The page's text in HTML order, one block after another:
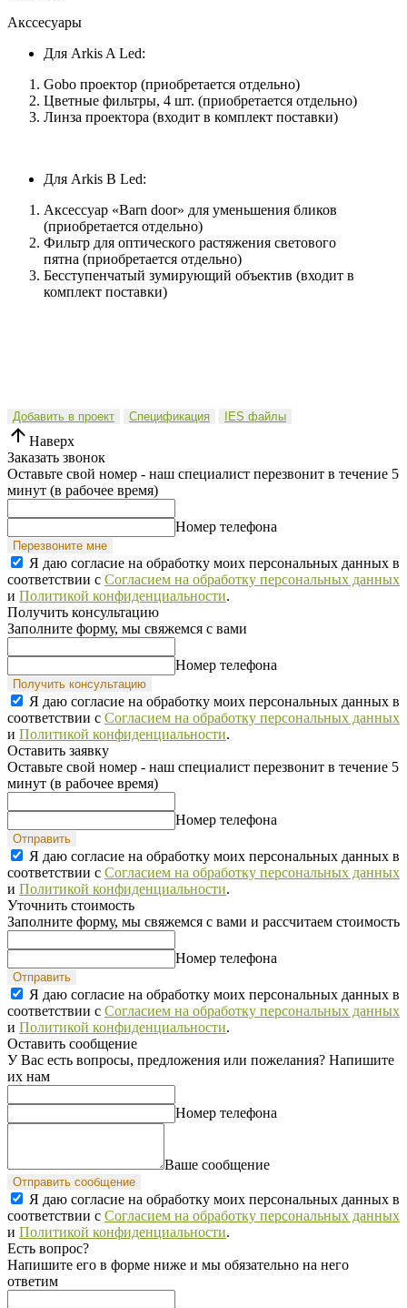
Акссесуары
Для Arkis A Led:
Gobo проектор (приобретается отдельно)
Цветные фильтры, 4 шт. (приобретается отдельно)
Линза проектора (входит в комплект поставки)
Для Arkis B Led:
Аксессуар «Barn door» для уменьшения бликов
(приобретается отдельно)
Фильтр для оптического растяжения светового
пятна (приобретается отдельно)
Бесступенчатый зумирующий объектив (входит в
комплект поставки)
Добавить в проект Спецификация IES файлы
Наверх
Заказать звонок
Оставьте свой номер - наш специалист перезвонит в течение 5
минут (в рабочее время)
Номер телефона
Перезвоните мне
Я даю согласие на обработку моих персональных данных в
соответствии с Согласием на обработку персональных данных
и Политикой конфиденциальности.
Получить консультацию
Заполните форму, мы свяжемся с вами
Номер телефона
Получить консультацию
Я даю согласие на обработку моих персональных данных в
соответствии с Согласием на обработку персональных данных
и Политикой конфиденциальности.
Оставить заявку
Оставьте свой номер - наш специалист перезвонит в течение 5
минут (в рабочее время)
Номер телефона
Отправить
Я даю согласие на обработку моих персональных данных в
соответствии с Согласием на обработку персональных данных
и Политикой конфиденциальности.
Уточнить стоимость
Заполните форму, мы свяжемся с вами и рассчитаем стоимость
Номер телефона
Отправить
Я даю согласие на обработку моих персональных данных в
соответствии с Согласием на обработку персональных данных
и Политикой конфиденциальности.
Оставить сообщение
У Вас есть вопросы, предложения или пожелания? Напишите
их нам
Номер телефона
Ваше сообщение
Отправить сообщение
Я даю согласие на обработку моих персональных данных в
соответствии с Согласием на обработку персональных данных
и Политикой конфиденциальности.
Есть вопрос?
Напишите его в форме ниже и мы обязательно на него
ответим